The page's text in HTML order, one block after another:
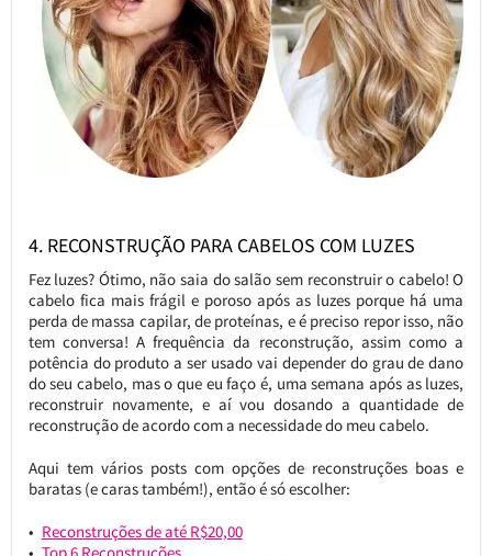
4. RECONSTRUÇÃO PARA CABELOS COM LUZES
Fez luzes? Ótimo, não saia do salão sem reconstruir o cabelo! O
cabelo fica mais frágil e poroso após as luzes porque há uma
perda de massa capilar, de proteínas, e é preciso repor isso, não
tem conversa! A frequência da reconstrução, assim como a
potência do produto a ser usado vai depender do grau de dano
do seu cabelo, mas o que eu faço é, uma semana após as luzes,
reconstruir novamente, e aí vou dosando a quantidade de
reconstrução de acordo com a necessidade do meu cabelo.
Aqui tem vários posts com opções de reconstruções boas e
baratas (e caras também!), então é só escolher:
Reconstruções de até R$20,00